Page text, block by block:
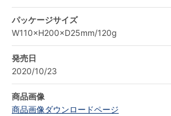
パッケージサイズ
W110×H200×D25mm/120g
発売日
2020/10/23
商品画像
商品画像ダウンロードページ